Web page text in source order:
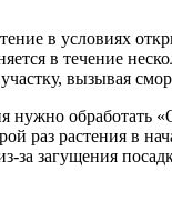
в условиях
в течение
вызывая
обработать
раз растения в
за загущения